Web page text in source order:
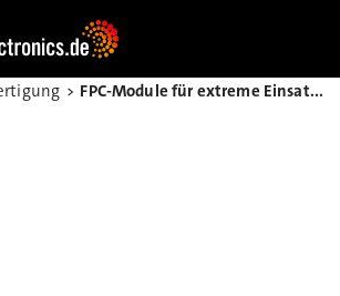
FPC-Module für extreme Einsatzbedingungen